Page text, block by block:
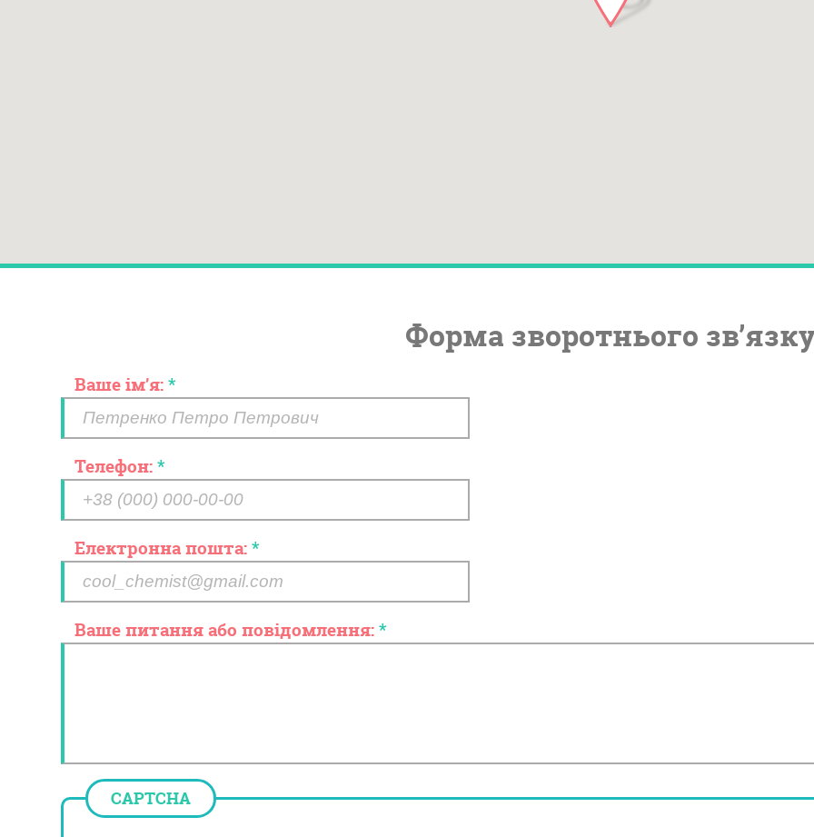
Форма зворотнього
Ваше ім’я:*
Телефон:*
Електронна пошта:*
Ваше питання або повідомлення:*
CAPTCHA